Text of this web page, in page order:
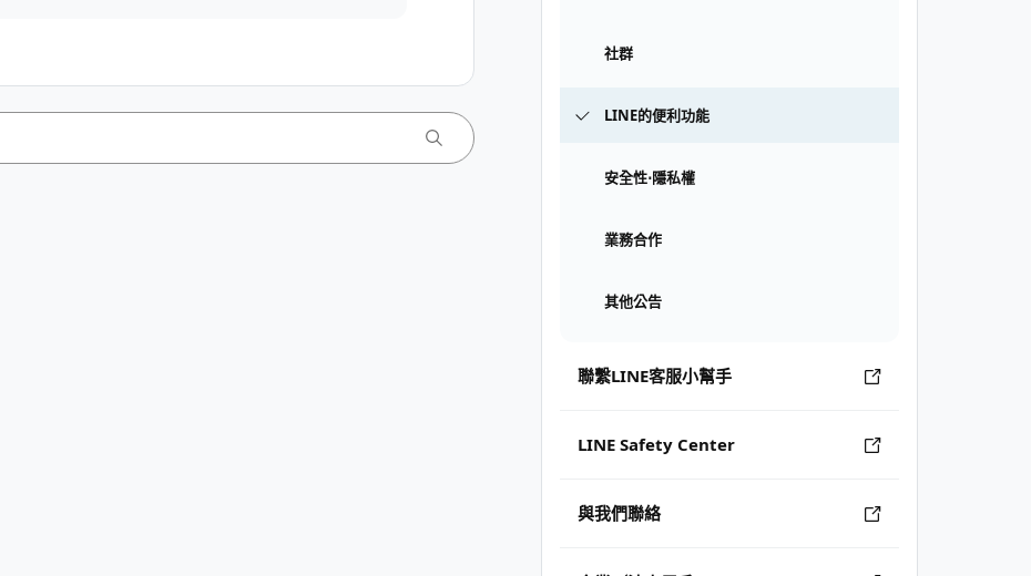
社群
LINE的便利功能
安全性⋅隱私權
業務合作
其他公告
聯繫LINE客服小幫手
LINE Safety Center
與我們聯絡